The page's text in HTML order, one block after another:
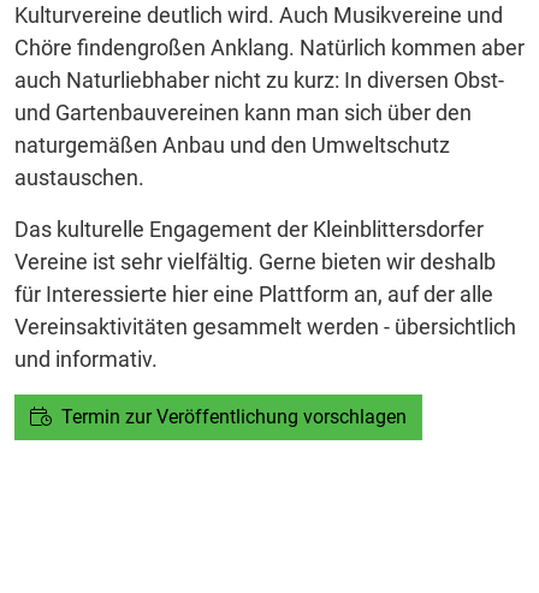
Kulturvereine deutlich wird. Auch Musikvereine und
Chöre findengroßen Anklang. Natürlich kommen aber
auch Naturliebhaber nicht zu kurz: In diversen Obst-
und Gartenbauvereinen kann man sich über den
naturgemäßen Anbau und den Umweltschutz
austauschen.
Das kulturelle Engagement der Kleinblittersdorfer
Vereine ist sehr vielfältig. Gerne bieten wir deshalb
für Interessierte hier eine Plattform an, auf der alle
Vereinsaktivitäten gesammelt werden - übersichtlich
und informativ.
Termin zur Veröffentlichung vorschlagen